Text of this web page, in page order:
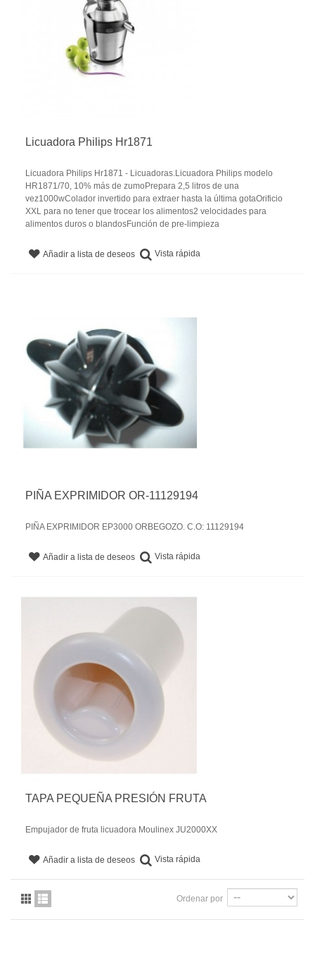
Licuadora Philips Hr1871
Licuadora Philips Hr1871 - Licuadoras.Licuadora Philips modelo
HR1871/70, 10% más de zumoPrepara 2,5 litros de una
vez1000wColador invertido para extraer hasta la última gotaOrificio
XXL para no tener que trocear los alimentos2 velocidades para
alimentos duros o blandosFunción de pre-limpieza
Añadir a lista de deseos Vista rápida
PIÑA EXPRIMIDOR OR-11129194
PIÑA EXPRIMIDOR EP3000 ORBEGOZO. C.O: 11129194
Añadir a lista de deseos Vista rápida
TAPA PEQUEÑA PRESIÓN FRUTA
Empujador de fruta licuadora Moulinex JU2000XX
Añadir a lista de deseos Vista rápida
Ordenar por